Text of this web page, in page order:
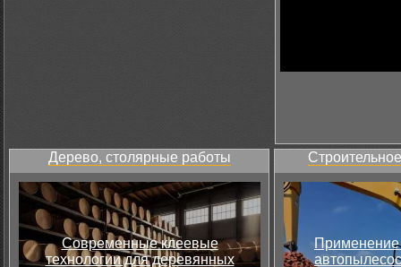
Дерево, столярные работы
Современные клеевые
технологии для деревянных
Применение